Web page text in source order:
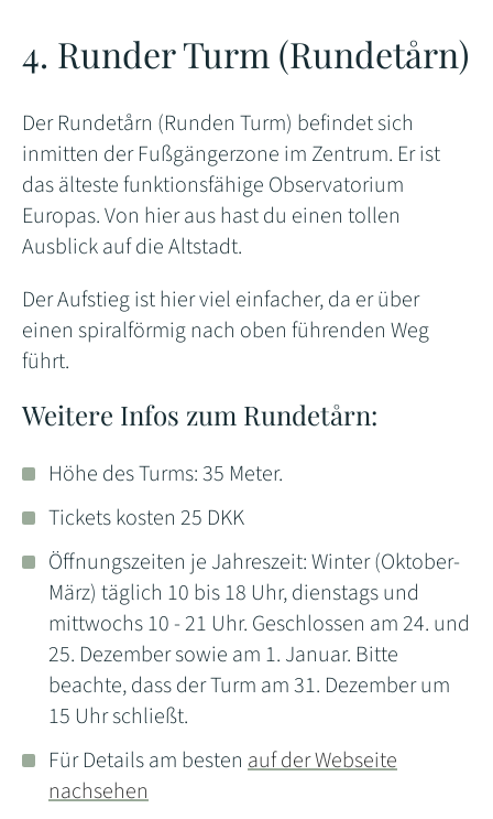
4. Runder Turm (Rundetårn)
Der Rundetårn (Runden Turm) befindet sich
inmitten der Fußgängerzone im Zentrum. Er ist
das älteste funktionsfähige Observatorium
Europas. Von hier aus hast du einen tollen
Ausblick auf die Altstadt.
Der Aufstieg ist hier viel einfacher, da er über
einen spiralförmig nach oben führenden Weg
führt.
Weitere Infos zum Rundetårn:
Höhe des Turms: 35 Meter.
Tickets kosten 25 DKK
Öffnungszeiten je Jahreszeit: Winter (Oktober-
März) täglich 10 bis 18 Uhr, dienstags und
mittwochs 10 - 21 Uhr. Geschlossen am 24. und
25. Dezember sowie am 1. Januar. Bitte
beachte, dass der Turm am 31. Dezember um
15 Uhr schließt.
Für Details am besten auf der Webseite
nachsehen